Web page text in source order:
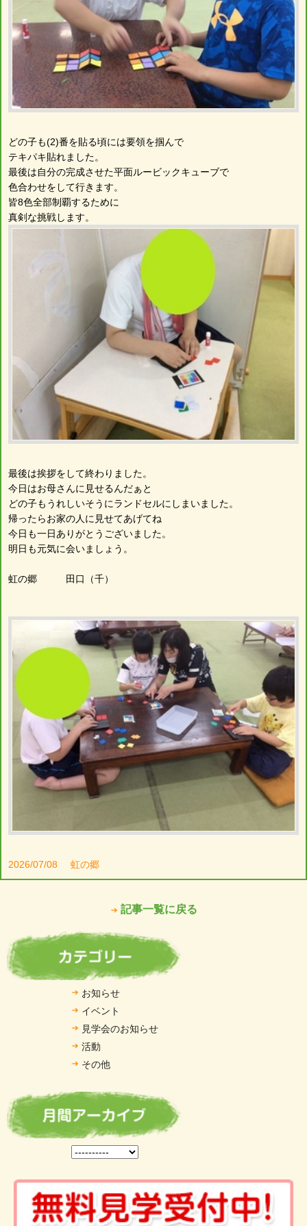
どの子も(2)番を貼る頃には要領を掴んで
テキパキ貼れました。
最後は自分の完成させた平面ルービックキューブで
色合わせをして行きます。
皆8色全部制覇するために
真剣な挑戦します。
最後は挨拶をして終わりました。
今日はお母さんに見せるんだぁと
どの子もうれしいそうにランドセルにしまいました。
帰ったらお家の人に見せてあげてね
今日も一日ありがとうございました。
明日も元気に会いましょう。
虹の郷 田口（千）
2026/07/08 虹の郷
記事一覧に戻る
お知らせ
イベント
見学会のお知らせ
活動
その他